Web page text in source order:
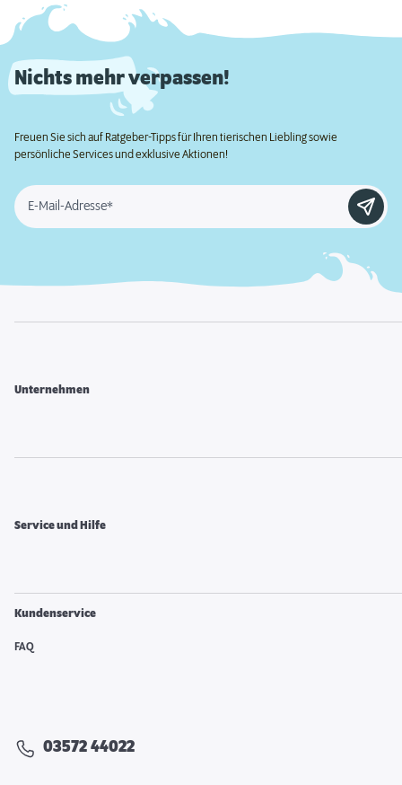
Nichts mehr verpassen!
Freuen Sie sich auf Ratgeber-Tipps für Ihren tierischen Liebling sowie
persönliche Services und exklusive Aktionen!
E-Mail-Adresse*
Unternehmen
Service und Hilfe
Kundenservice
FAQ
03572 44022